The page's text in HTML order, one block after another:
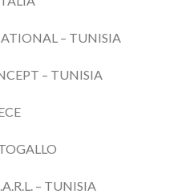
– TUNISIA
– TUNISIA
– TUNISIA